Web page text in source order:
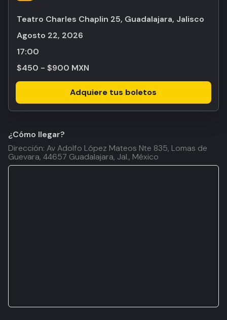
Teatro Charles Chaplin 25, Guadalajara, Jalisco
agosto 22, 2026
17:00
$450 - $900 MXN
Adquiere tus boletos
¿Cómo llegar?
Dirección: Av Adolfo López Mateos Nte 835, Lomas de
Guevara, 44657 Guadalajara, Jal., México